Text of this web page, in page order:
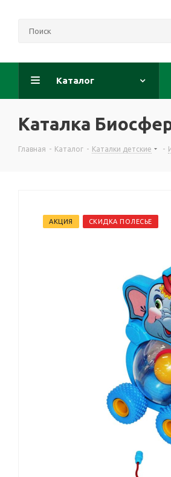
Каталог
Каталка
Главная - Каталог - Каталки детские -
АКЦИЯ СКИДКА ПОЛЕСЬЕ